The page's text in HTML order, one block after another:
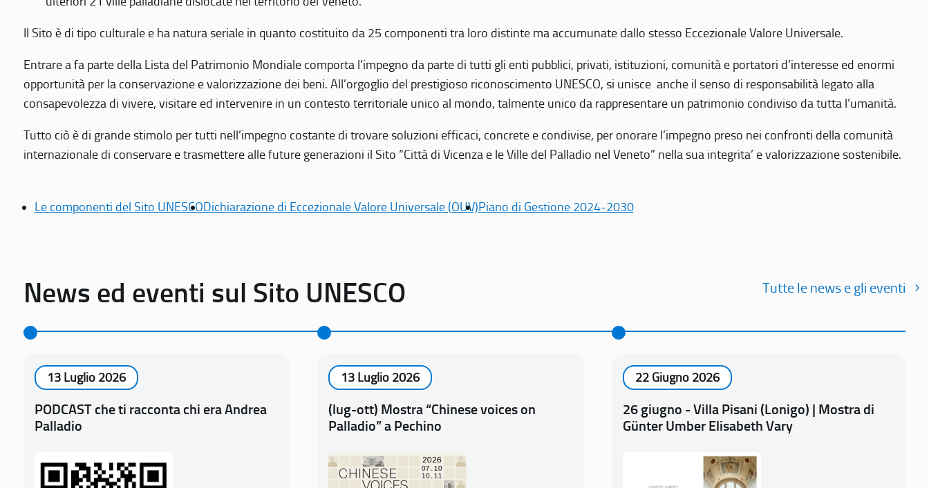
Il Sito è di tipo culturale e ha natura seriale in quanto costituito da 25 componenti tra loro distinte ma accumunate dallo stesso Eccezionale Valore Universale.
Entrare a fa parte della Lista del Patrimonio Mondiale comporta l’impegno da parte di tutti gli enti pubblici, privati, istituzioni, comunità e portatori d’interesse ed enormi
opportunità per la conservazione e valorizzazione dei beni. All’orgoglio del prestigioso riconoscimento UNESCO, si unisce anche il senso di responsabilità legato alla
consapevolezza di vivere, visitare ed intervenire in un contesto territoriale unico al mondo, talmente unico da rappresentare un patrimonio condiviso da tutta l’umanità.
Tutto ciò è di grande stimolo per tutti nell’impegno costante di trovare soluzioni efficaci, concrete e condivise, per onorare l’impegno preso nei confronti della comunità
internazionale di conservare e trasmettere alle future generazioni il Sito “Città di Vicenza e le Ville del Palladio nel Veneto” nella sua integrita’ e valorizzazione sostenibile.
Le componenti del Sito UNESCODichiarazione di Eccezionale Valore Universale (OUV)Piano di Gestione 2024-2030
News ed eventi sul Sito UNESCO Tutte le news e gli eventi
13 Luglio 2026
PODCAST che ti racconta chi era Andrea
Palladio
13 Luglio 2026
(lug-ott) Mostra “Chinese voices on
Palladio” a Pechino
22 Giugno 2026
26 giugno - Villa Pisani (Lonigo) | Mostra di
Günter Umber Elisabeth Vary